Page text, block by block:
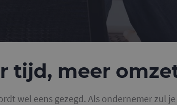
tijd, meer
wel eens gezegd. Als ondernemer zul